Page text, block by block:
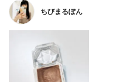
ちびまるぽん